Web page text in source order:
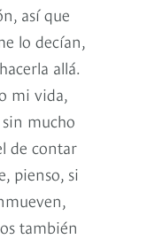
así que
lo decían,
allá.
mi vida,
mucho
de contar
pienso, si
también